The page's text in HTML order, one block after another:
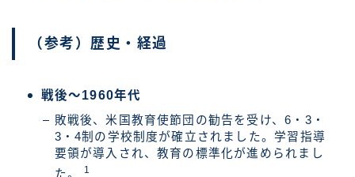
（参考）歴史・経過
戦後～1960年代
敗戦後、米国教育使節団の勧告を受け、6・3・
3・4制の学校制度が確立されました。学習指導
要領が導入され、教育の標準化が進められまし
た。
1